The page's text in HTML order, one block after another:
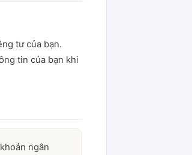
tư của bạn.
tin của bạn khi
ngân